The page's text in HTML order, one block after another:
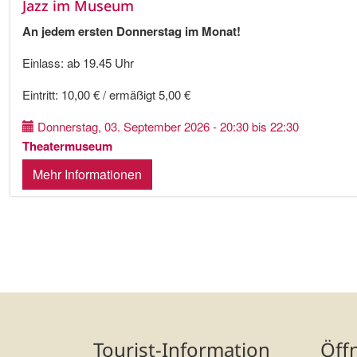
Jazz im Museum
An jedem ersten Donnerstag im Monat!
Einlass: ab 19.45 Uhr
Eintritt: 10,00 € / ermäßigt 5,00 €
Donnerstag, 03. September 2026 - 20:30 bis 22:30
Theatermuseum
Mehr Informationen
Tourist-Information